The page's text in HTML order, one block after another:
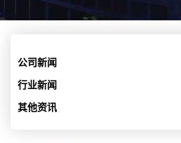
公司新闻
行业新闻
其他资讯